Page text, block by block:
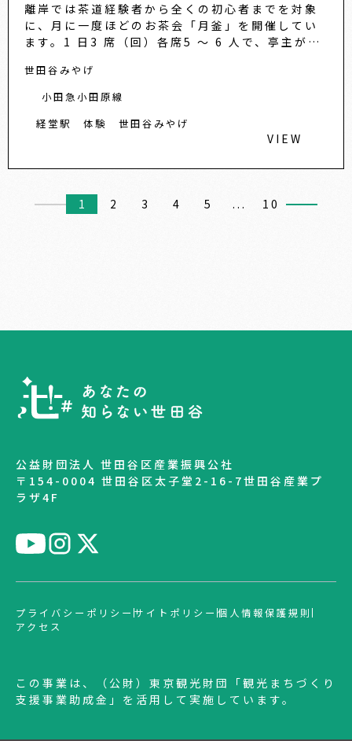
離岸では茶道経験者から全くの初心者までを対象
に、月に一度ほどのお茶会「月釜」を開催してい
ます。1 日3 席（回）各席5 ～ 6 人で、亭主がお
子とお抹茶をい...
世田谷みやげ
小田急小田原線
経堂駅
体験 世田谷みやげ
VIEW
1 2 3 4 5 ... 10
公益財団法人 世田谷区産業振興公社
〒154-0004 世田谷区太子堂2-16-7世田谷産業プ
ラザ4F
プライバシーポリシー サイトポリシー 個人情報保護規則
アクセス
この事業は、（公財）東京観光財団「観光まちづくり
支援事業助成金」を活用して実施しています。